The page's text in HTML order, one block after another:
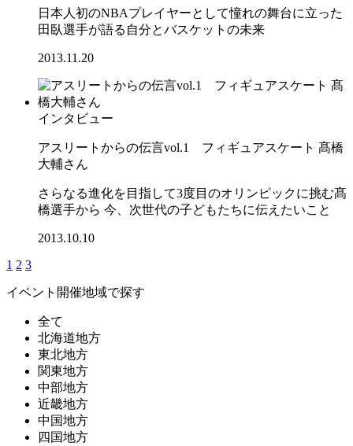
日本人初のNBAプレイヤーとして憧れの舞台に立った
田臥選手が語る自分とバスケットの未来
2013.11.20
インタビュー
アスリートからの伝言vol.1 フィギュアスケート 髙橋
大輔さん
さらなる進化を目指して3度目のオリンピックに挑む髙
橋選手から 今、次世代の子どもたちに伝えたいこと
2013.10.10
1 2 3
イベント開催地域で探す
全て
北海道地方
東北地方
関東地方
中部地方
近畿地方
中国地方
四国地方